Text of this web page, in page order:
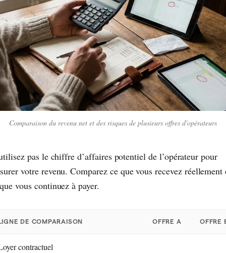
Comparaison du revenu net et des risques de plusieurs offres d'opérateurs
pas le chiffre d’affaires potentiel de l’opérateur pour
votre revenu. Comparez ce que vous recevez réellement
vous continuez à payer.
DE COMPARAISON OFFRE A OFFRE
contractuel